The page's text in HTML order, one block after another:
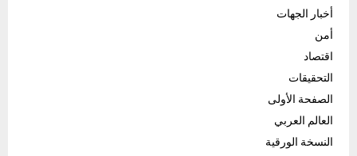
أخبار الجهات
أمن
اقتصاد
التحقيقات
الصفحة الأولى
العالم العربي
النسخة الورقية